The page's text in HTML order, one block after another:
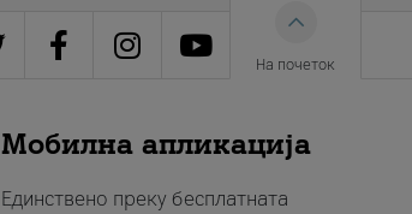
На почеток
Мобилна апликација
Единствено преку бесплатната